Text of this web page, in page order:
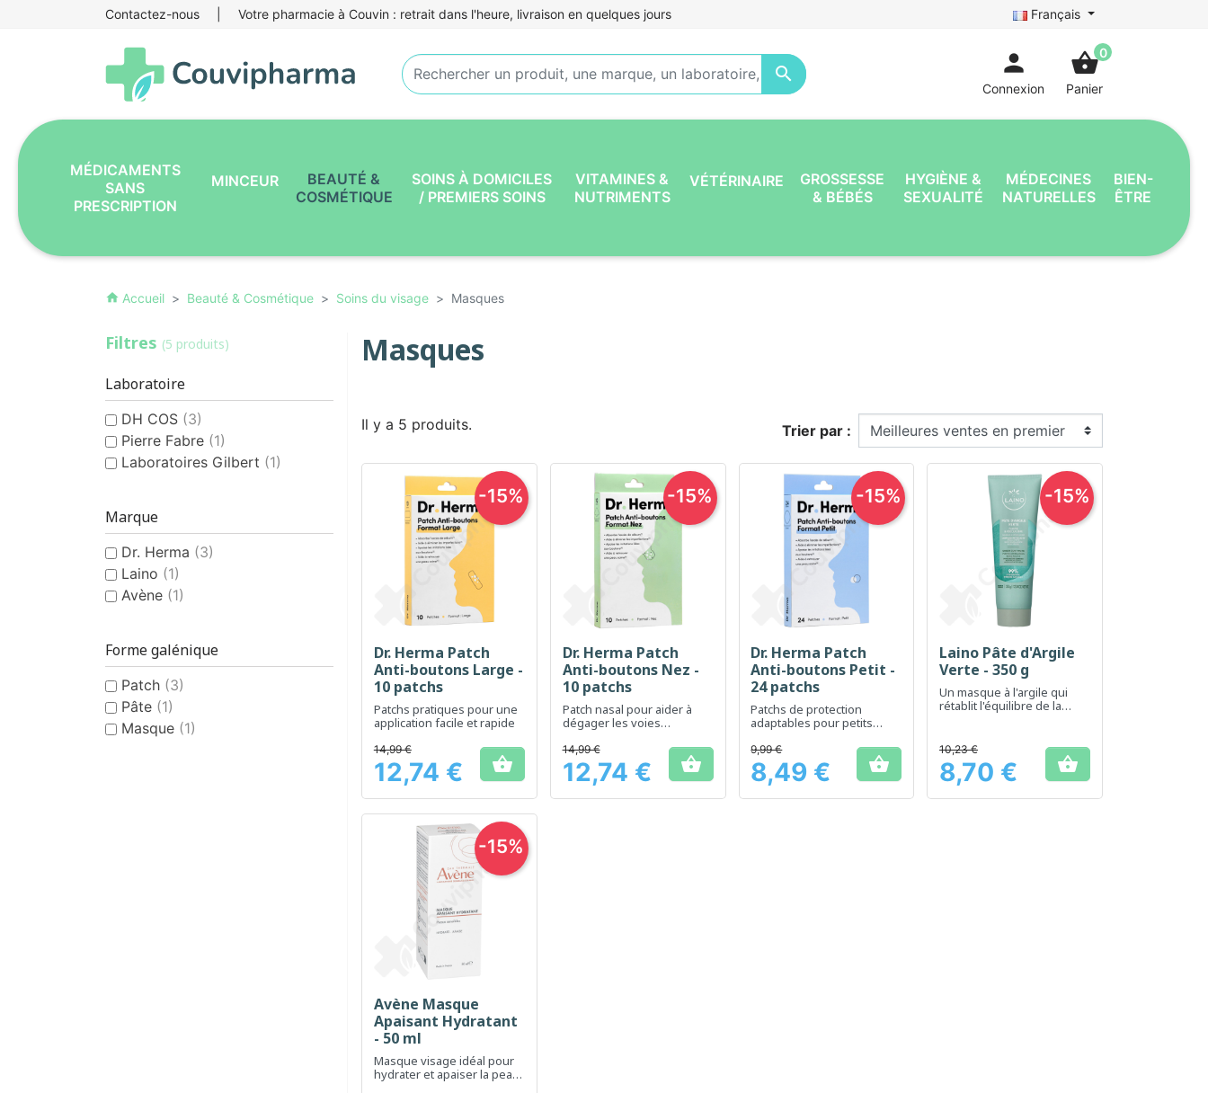
Contactez-nous Votre pharmacie à Couvin : retrait dans l'heure, livraison en quelques jours Français
 person
Connexion
shopping_basket0
Panier
MÉDICAMENTS
SANS
PRESCRIPTION
MINCEUR
BEAUTÉ &
COSMÉTIQUE
SOINS À DOMICILES
/ PREMIERS SOINS
VITAMINES &
NUTRIMENTS
VÉTÉRINAIRE
GROSSESSE
& BÉBÉS
HYGIÈNE &
SEXUALITÉ
MÉDECINES
NATURELLES
BIEN-
ÊTRE
home Accueil Beauté & Cosmétique Soins du visage Masques
Filtres (5 produits)
Laboratoire
DH COS (3)
Pierre Fabre (1)
Laboratoires Gilbert (1)
Marque
Dr. Herma (3)
Laino (1)
Avène (1)
Forme galénique
Patch (3)
Pâte (1)
Masque (1)
Masques
Il y a 5 produits. Trier par :
Aperçu rapide
Dr. Herma Patch
Anti-boutons Large -
10 patchs
Patchs pratiques pour une
application facile et rapide
Prix
14,99 €
12,74 € 
-15%
Aperçu rapide
Dr. Herma Patch
Anti-boutons Nez -
10 patchs
Patch nasal pour aider à
dégager les voies
Prix
14,99 €
12,74 € 
-15%
Aperçu rapide
Dr. Herma Patch
Anti-boutons Petit -
24 patchs
Patchs de protection
adaptables pour petits
Prix
9,99 €
8,49 € 
-15%
Aperçu rapide
Laino Pâte d'Argile
Verte - 350 g
Un masque à l'argile qui
rétablit l'équilibre de la
Prix
10,23 €
8,70 € 
-15%
Aperçu rapide
Avène Masque
Apaisant Hydratant
- 50 ml
Masque visage idéal pour
hydrater et apaiser la peau
-15%